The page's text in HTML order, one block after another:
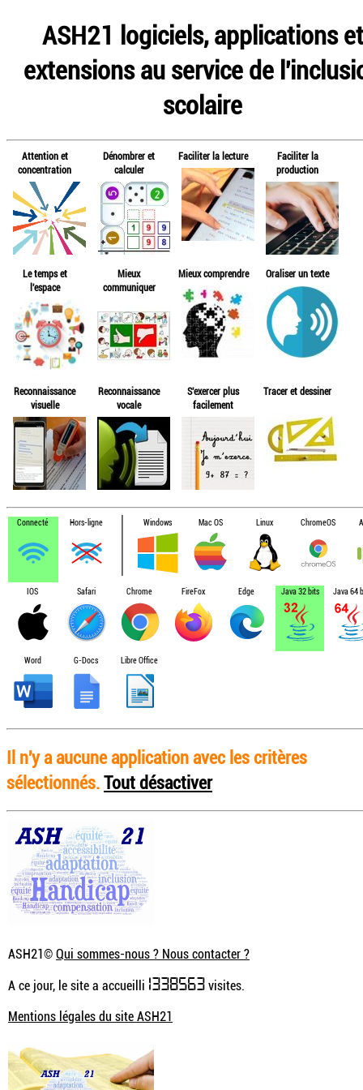
ASH21 logiciels, applications et
extensions au service de
scolaire
Attention et
concentration
Dénombrer et
calculer
Faciliter la lecture
Faciliter la
production
Le temps et
l'espace
Mieux
communiquer
Mieux comprendre Oraliser un texte
Reconnaissance
visuelle
Reconnaissance
vocale
S'exercer plus
facilement
Tracer et dessiner
Connecté Hors-ligne Windows Mac OS Linux ChromeOS
IOS Safari Chrome FireFox Edge Java 32 bits Java 64
Word G-Docs Libre Office
Il n'y a aucune application avec les critères
sélectionnés.Tout désactiver
ASH21©Qui sommes-nous ? Nous contacter ?
A ce jour, le site a accueilli 1338563visites.
Mentions légales du site ASH21